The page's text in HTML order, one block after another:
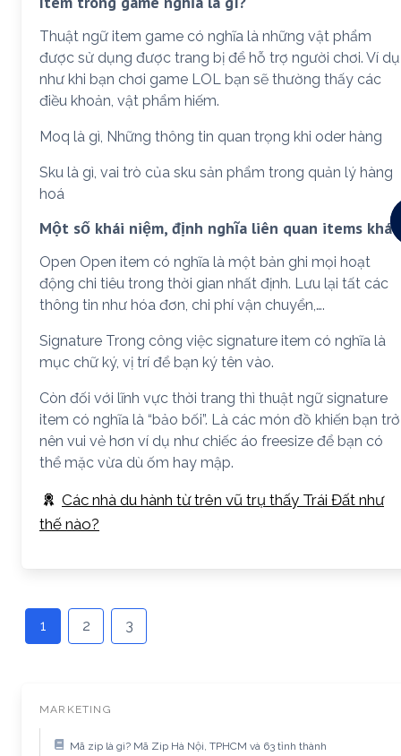
Thuật ngữ item game có nghĩa là những vật phẩm
được sử dụng được trang bị để hỗ trợ người chơi. Ví dụ
như khi bạn chơi game LOL bạn sẽ thường thấy các
điều khoản, vật phẩm hiếm.
Moq là gì, Những thông tin quan trọng khi oder hàng
Sku là gì, vai trò của sku sản phẩm trong quản lý hàng
hoá
Một số khái niệm, định nghĩa liên quan items khác
Open Open item có nghĩa là một bản ghi mọi hoạt
động chi tiêu trong thời gian nhất định. Lưu lại tất các
thông tin như hóa đơn, chi phí vận chuyển,….
Signature Trong công việc signature item có nghĩa là
mục chữ ký, vị trí để bạn ký tên vào.
Còn đối với lĩnh vực thời trang thì thuật ngữ signature
item có nghĩa là “bảo bối”. Là các món đồ khiến bạn trở
nên vui vẻ hơn ví dụ như chiếc áo freesize để bạn có
thể mặc vừa dù ốm hay mập.
Các nhà du hành từ trên vũ trụ thấy Trái Đất như
thế nào?
1 2 3
MARKETING
Mã zip là gì? Mã Zip Hà Nội, TPHCM và 63 tỉnh thành